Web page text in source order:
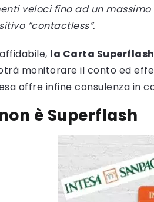
veloci fino ad un
“contactless”.
la Carta
monitorare il conto ed
offre infine consulenza in
è Superflash